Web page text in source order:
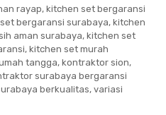
rayap, kitchen set bergaransi
bergaransi surabaya, kitchen
aman surabaya, kitchen set
, kitchen set murah
tangga, kontraktor sion,
surabaya bergaransi
berkualitas, variasi